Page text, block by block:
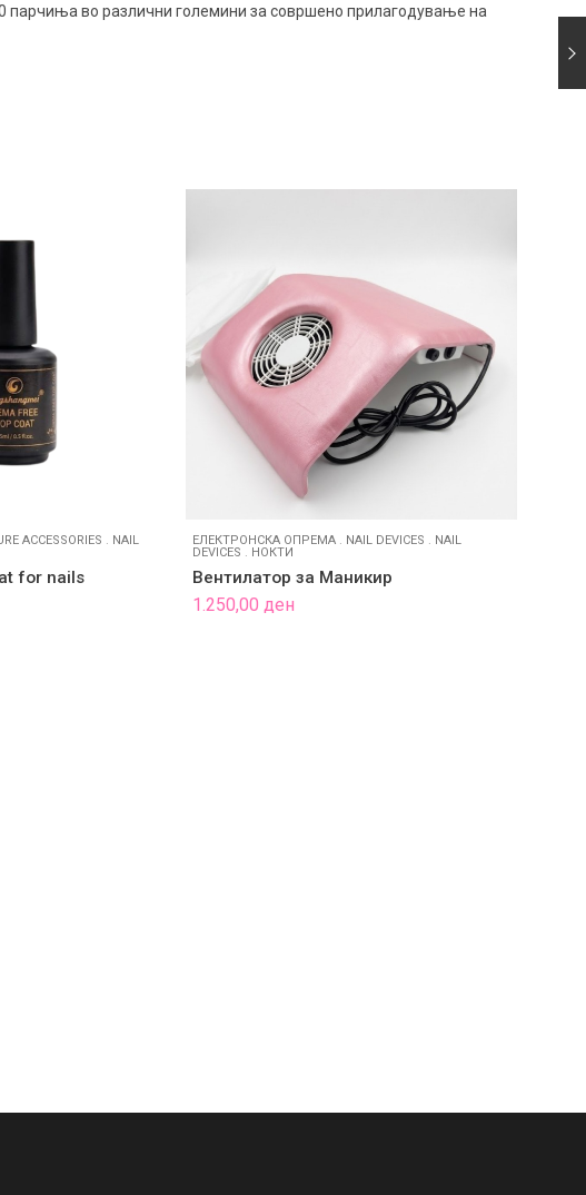
парчиња во различни големини за совршено прилагодување на
ACCESSORIES . NAIL
for nails
ЕЛЕКТРОНСКА ОПРЕМА. NAIL DEVICES . NAIL
DEVICES . НОКТИ
Вентилатор за Маникир
1.250,00 ден